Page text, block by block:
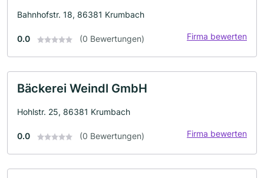
Bahnhofstr. 18, 86381 Krumbach
0.0 (0 Bewertungen) Firma bewerten
Bäckerei Weindl GmbH
Hohlstr. 25, 86381 Krumbach
0.0 (0 Bewertungen) Firma bewerten